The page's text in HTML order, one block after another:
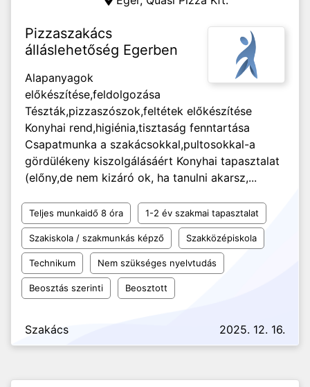
Pizzaszakács
álláslehetőség Egerben
Alapanyagok
előkészítése,feldolgozása
Tészták,pizzaszószok,feltétek előkészítése
Konyhai rend,higiénia,tisztaság fenntartása
Csapatmunka a szakácsokkal,pultosokkal-a
gördülékeny kiszolgálásáért Konyhai tapasztalat
(előny,de nem kizáró ok, ha tanulni akarsz,...
Teljes munkaidő 8 óra 1-2 év szakmai tapasztalat
Szakiskola / szakmunkás képző Szakközépiskola
Technikum Nem szükséges nyelvtudás
Beosztás szerinti Beosztott
Szakács 2025. 12. 16.